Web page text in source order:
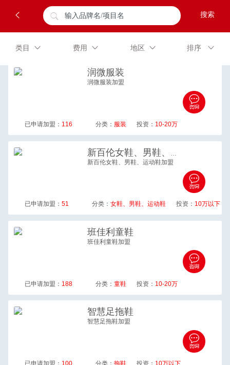
类目 费用 地区 排序
润微服装
润微服装加盟
已申请加盟： 116 分类： 服装 投资： 10-20万
新百伦女鞋、男鞋、运动鞋
新百伦女鞋、男鞋、运动鞋加盟
已申请加盟： 51 分类： 女鞋、男鞋、运动鞋 投资： 10万以下
班佳利 童鞋
班佳利童鞋加盟
已申请加盟： 188 分类： 童鞋 投资： 10-20万
智慧足拖鞋
智慧足拖鞋加盟
已申请加盟： 100 分类： 拖鞋 投资： 10万以下